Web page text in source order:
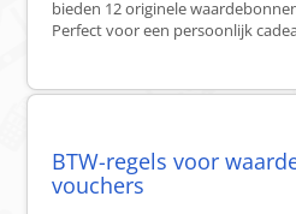
bieden 12 originele
Perfect voor een persoonlijk
BTW-regels voor
vouchers